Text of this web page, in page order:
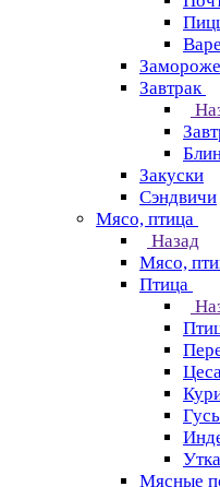
Завтрак
Закуски
Сэндвичи
Мясо, птица
Назад
Мясо,
Птица
Гусь
Утка
Мясные